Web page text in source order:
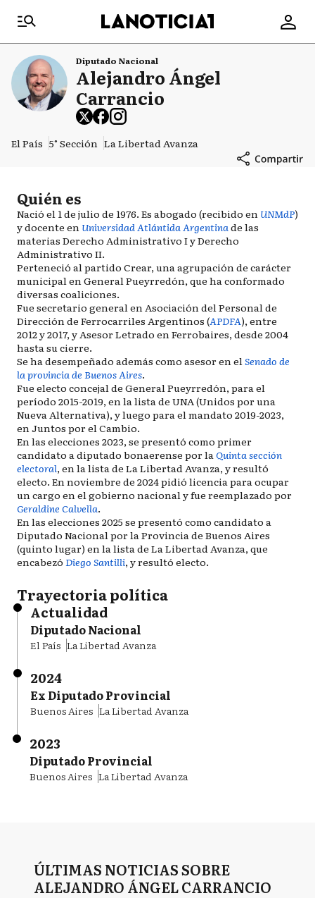
Diputado Nacional
Alejandro Ángel
Carrancio
El País 5° Sección La Libertad Avanza
Quién es
Nació el 1 de julio de 1976. Es abogado (recibido en UNMdP)
y docente en Universidad Atlántida Argentinade las
materias Derecho Administrativo I y Derecho
Administrativo II.
Perteneció al partido Crear, una agrupación de carácter
municipal en General Pueyrredón, que ha conformado
diversas coaliciones.
Fue secretario general en Asociación del Personal de
Dirección de Ferrocarriles Argentinos (APDFA), entre
2012 y 2017, y Asesor Letrado en Ferrobaires, desde 2004
hasta su cierre.
Se ha desempeñado además como asesor en elSenado de
la provincia de Buenos Aires.
Fue electo concejal de General Pueyrredón, para el
período 2015-2019, en la lista de UNA (Unidos por una
Nueva Alternativa), y luego para el mandato 2019-2023,
en Juntos por el Cambio.
En las elecciones 2023, se presentó como primer
candidato a diputado bonaerense por laQuinta sección
electoral, en la lista de La Libertad Avanza, y resultó
electo. En noviembre de 2024 pidió licencia para ocupar
un cargo en el gobierno nacional y fue reemplazado por
Geraldine Calvella.
En las elecciones 2025 se presentó como candidato a
Diputado Nacional por la Provincia de Buenos Aires
(quinto lugar) en la lista de La Libertad Avanza, que
encabezó Diego Santilli, y resultó electo.
Trayectoria política
Actualidad
Diputado Nacional
El País La Libertad Avanza
2024
Ex Diputado Provincial
Buenos Aires La Libertad Avanza
2023
Diputado Provincial
Buenos Aires La Libertad Avanza
ÚLTIMAS NOTICIAS SOBRE
ALEJANDRO ÁNGEL CARRANCIO